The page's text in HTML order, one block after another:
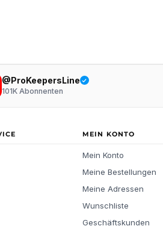
@ProKeepersLine
101KAbonnenten
MEIN KONTO
Mein Konto
Meine Bestellungen
Meine Adressen
Wunschliste
Geschäftskunden